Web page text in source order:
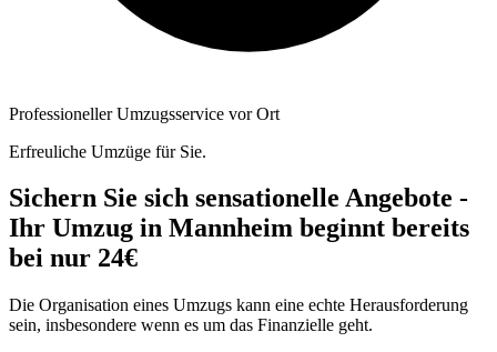
Professioneller Umzugsservice vor Ort
Erfreuliche Umzüge für Sie.
Sichern Sie sich sensationelle Angebote -
Ihr Umzug in Mannheim beginnt bereits
bei nur 24€
Die Organisation eines Umzugs kann eine echte Herausforderung
sein, insbesondere wenn es um das Finanzielle geht.